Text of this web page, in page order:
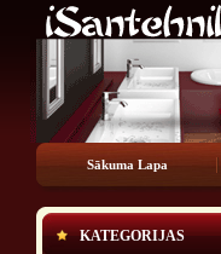
Sākuma Lapa
KATEGORIJAS